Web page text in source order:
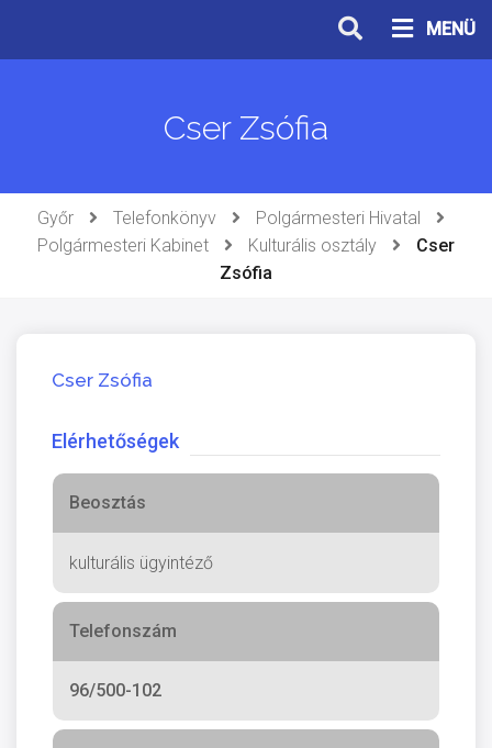
tartalomhoz
MENÜ
Cser Zsófia
Győr Telefonkönyv
Polgármesteri Hivatal
Polgármesteri Kabinet
Kulturális osztály
Cser
Zsófia
Cser Zsófia
Elérhetőségek
Beosztás
kulturális ügyintéző
Telefonszám
96/500-102